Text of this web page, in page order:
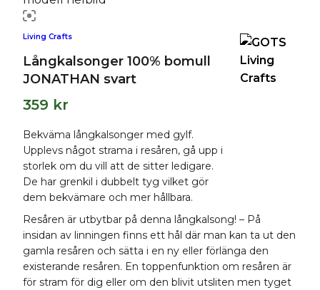
Living Crafts
Långkalsonger 100% bomull
JONATHAN svart
359 kr
Bekväma långkalsonger med gylf.
Upplevs något strama i resåren, gå upp i
storlek om du vill att de sitter ledigare.
De har grenkil i dubbelt tyg vilket gör
dem bekvämare och mer hållbara.
Resåren är utbytbar på denna långkalsong! – På
insidan av linningen finns ett hål där man kan ta ut den
gamla resåren och sätta i en ny eller förlänga den
existerande resåren. En toppenfunktion om resåren är
för stram för dig eller om den blivit utsliten men tyget